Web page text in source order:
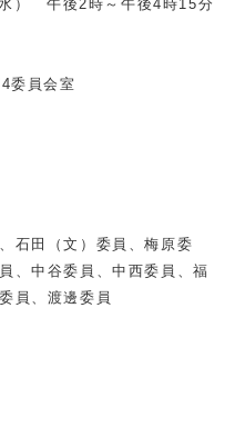
午後2時～午後4時15分
員会室
石田（文）委員、梅原委
、中谷委員、中西委員、福
員、渡邊委員